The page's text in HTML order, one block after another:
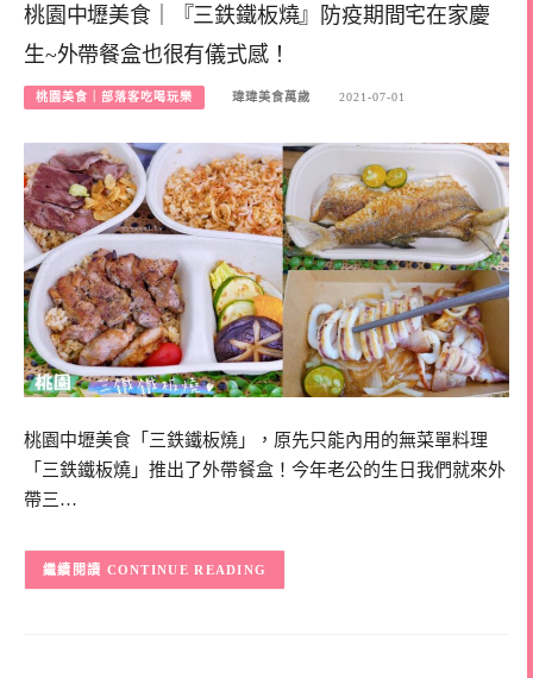
桃園中壢美食｜『三鉄鐵板燒』防疫期間宅在家慶
生~外帶餐盒也很有儀式感！
桃園美食｜部落客吃喝玩樂 瑋瑋美食萬歲 2021-07-01
桃園中壢美食「三鉄鐵板燒」，原先只能內用的無菜單料理
「三鉄鐵板燒」推出了外帶餐盒！今年老公的生日我們就來外
帶三…
CONTINUE READING